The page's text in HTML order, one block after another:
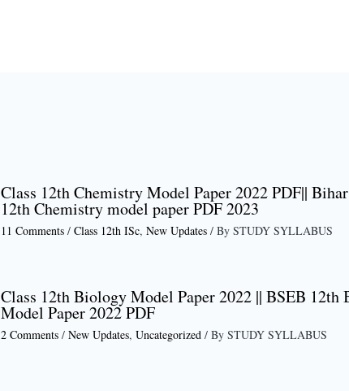
Class 12th Chemistry Model Paper 2022 PDF||
12th Chemistry model paper PDF 2023
11 Comments / Class 12th ISc, New Updates/ By STUDY SYLLABUS
Class 12th Biology Model Paper 2022 || BSEB 12th
Model Paper 2022 PDF
2 Comments / New Updates, Uncategorized/ By STUDY SYLLABUS